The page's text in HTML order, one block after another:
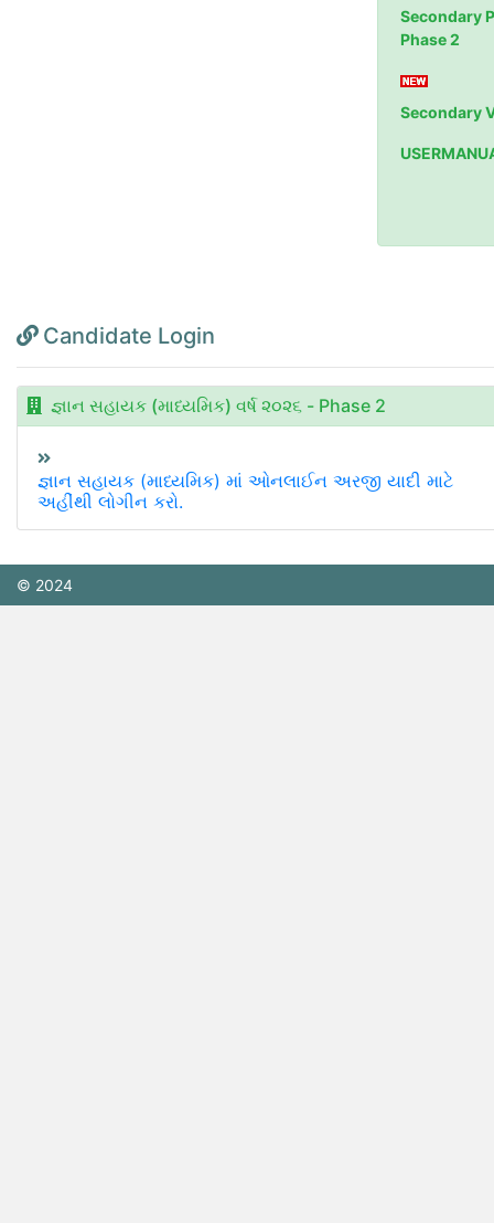
Secondary
Phase 2
Secondary
Candidate Login
જ્ઞાન સહાયક (માધ્યમિક) વર્ષ ૨૦૨૬ - Phase 2
જ્ઞાન સહાયક (માધ્યમિક) માં ઓનલાઈન અરજી યાદી માટે
અહીંથી લોગીન કરો.
© 2024